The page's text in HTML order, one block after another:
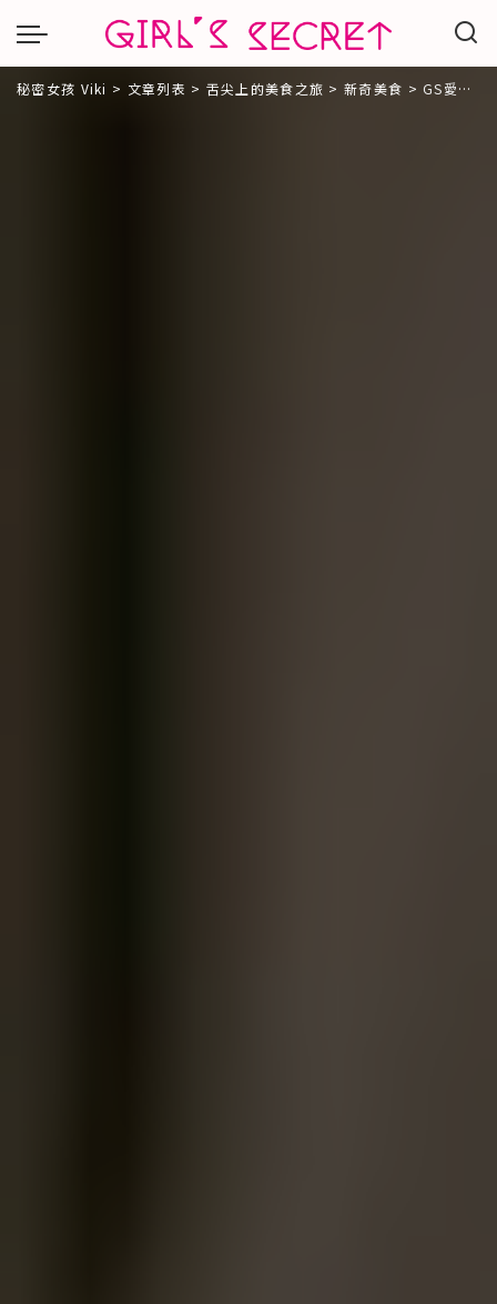
秘密女孩 Viki > 文章列表 > 舌尖上的美食之旅 >新奇美食 > GS愛吃鬼| 爆料奶酪 | 超火紅販賣機甜點 每一口都吃得出用心與美味!